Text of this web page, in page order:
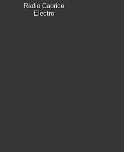
Radio Caprice
Electro